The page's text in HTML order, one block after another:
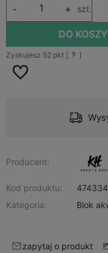
+
- szt.
DO
Zyskujesz 52 pkt [ ? ]
Producent:
Kod produktu:
Kategoria:
Blok
zapytaj o produkt